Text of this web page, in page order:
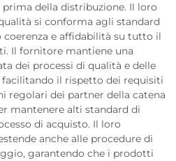
della distribuzione. Il loro
si conforma agli standard
coerenza e affidabilità su tutto il
Il fornitore mantiene una
dei processi di qualità e delle
il rispetto dei requisiti
regolari dei partner della catena
mantenere alti standard di
di acquisto. Il loro
anche alle procedure di
garantendo che i prodotti